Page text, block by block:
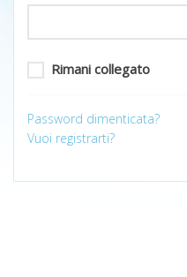
Rimani collegato
Password dimenticata?
Vuoi registrarti?